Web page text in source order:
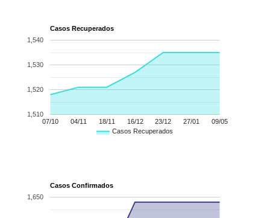
Casos Recuperados
Casos Recuperados
07/10 04/11 18/11 16/12 23/12 27/01 09/05
1,510
1,520
1,530
1,540
Casos Confirmados
1,650